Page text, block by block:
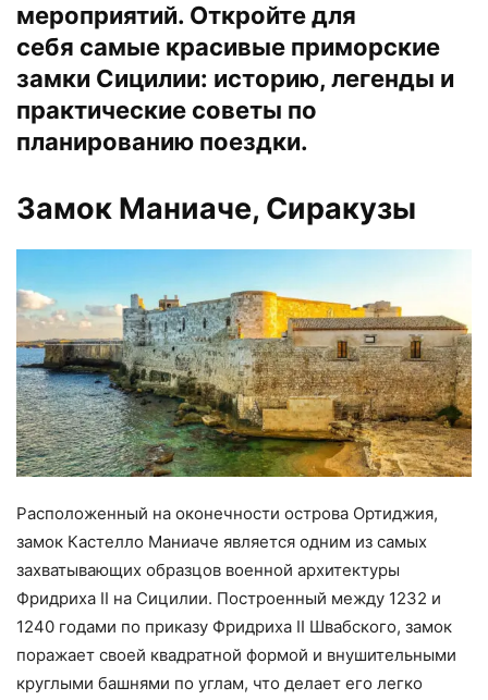
мероприятий. Откройте для
себя самые красивые приморские
замки Сицилии: историю, легенды и
практические советы по
планированию поездки.
Замок Маниаче, Сиракузы
Расположенный на оконечности острова Ортиджия,
замок Кастелло Маниаче является одним из самых
захватывающих образцов военной архитектуры
Фридриха II на Сицилии. Построенный между 1232 и
1240 годами по приказу Фридриха II Швабского, замок
поражает своей квадратной формой и внушительными
круглыми башнями по углам, что делает его легко